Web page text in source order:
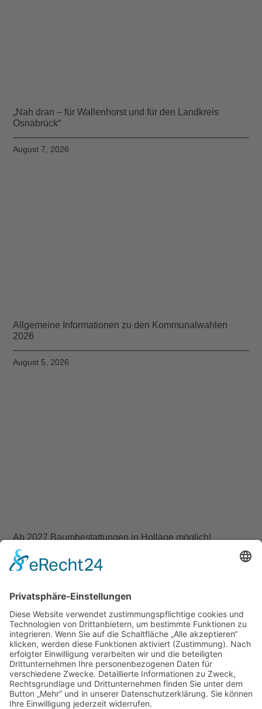
„Nah dran – für Wallenhorst und für den Landkreis
Osnabrück“
August 7, 2026
Allgemeine Informationen zu den Kommunalwahlen
2026
August 5, 2026
Ab 2027 Baumbestattungen in Hollage möglich!
Juli 14, 2026
Impressum Datenschutzerklärung
Startseite Ziele
Im Rat